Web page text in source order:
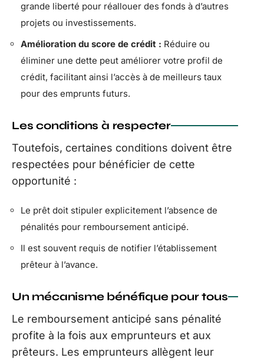
grande liberté pour réallouer des fonds à d’autres
projets ou investissements.
Amélioration du score de crédit : Réduire ou
éliminer une dette peut améliorer votre profil de
crédit, facilitant ainsi l’accès à de meilleurs taux
pour des emprunts futurs.
Les conditions à respecter
Toutefois, certaines conditions doivent être
respectées pour bénéficier de cette
opportunité :
Le prêt doit stipuler explicitement l’absence de
pénalités pour remboursement anticipé.
Il est souvent requis de notifier l’établissement
prêteur à l’avance.
Un mécanisme bénéfique pour tous
Le remboursement anticipé sans pénalité
profite à la fois aux emprunteurs et aux
prêteurs. Les emprunteurs allègent leur